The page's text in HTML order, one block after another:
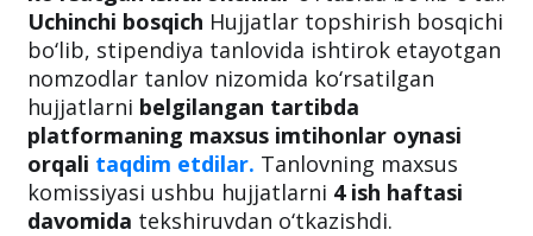
Uchinchi bosqich Hujjatlar topshirish bosqichi
bo‘lib, stipendiya tanlovida ishtirok etayotgan
nomzodlar tanlov nizomida ko‘rsatilgan
hujjatlarni belgilangan tartibda
platformaning maxsus imtihonlar oynasi
orqali taqdim etdilar. Tanlovning maxsus
komissiyasi ushbu hujjatlarni 4 ish haftasi
davomida tekshiruvdan o‘tkazishdi.